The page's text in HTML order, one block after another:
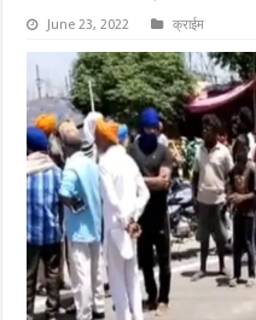
June 23, 2022 क्राईम